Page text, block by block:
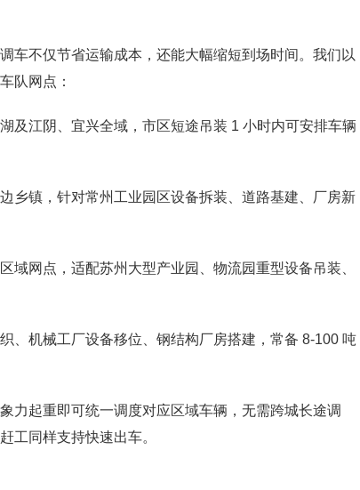
车不仅节省运输成本，还能大幅缩短到场时间。我们以
队网点：
及江阴、宜兴全域，市区短途吊装 1 小时内可安排车辆
乡镇，针对常州工业园区设备拆装、道路基建、厂房新
域网点，适配苏州大型产业园、物流园重型设备吊装、
、机械工厂设备移位、钢结构厂房搭建，常备 8-100 吨
力起重即可统一调度对应区域车辆，无需跨城长途调
工同样支持快速出车。